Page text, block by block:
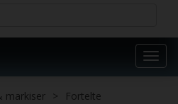
markiser Fortelte